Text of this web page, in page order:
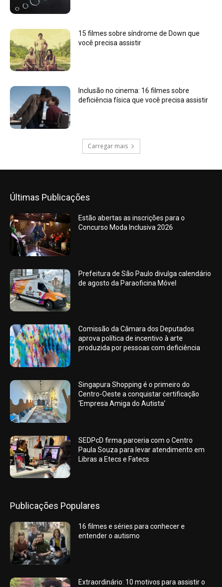
15 filmes sobre síndrome de Down que
você precisa assistir
Inclusão no cinema: 16 filmes sobre
deficiência física que você precisa assistir
Carregar mais
Últimas Publicações
Estão abertas as inscrições para o
Concurso Moda Inclusiva 2026
Prefeitura de São Paulo divulga calendário
de agosto da Paraoficina Móvel
Comissão da Câmara dos Deputados
aprova política de incentivo à arte
produzida por pessoas com deficiência
Singapura Shopping é o primeiro do
Centro-Oeste a conquistar certificação
‘Empresa Amiga do Autista’
SEDPcD firma parceria com o Centro
Paula Souza para levar atendimento em
Libras a Etecs e Fatecs
Publicações Populares
16 filmes e séries para conhecer e
entender o autismo
Extraordinário: 10 motivos para assistir o